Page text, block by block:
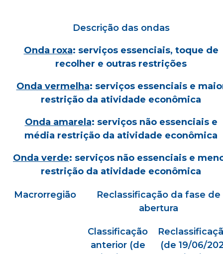
Descrição das ondas
Onda roxa: serviços essenciais, toque de
recolher e outras restrições
Onda vermelha: serviços essenciais e
restrição da atividade econômica
Onda amarela: serviços não essenciais e
média restrição da atividade econômica
Onda verde: serviços não essenciais e
restrição da atividade econômica
Macrorregião
Reclassificação da fase de
abertura
Classificação
anterior (de
(de 19/06/